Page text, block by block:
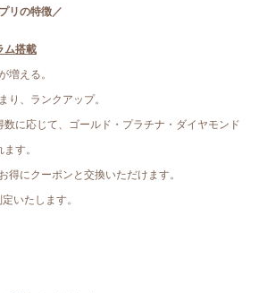
リの特徴／
ム搭載
増える。
り、ランクアップ。
に応じて、ゴールド・プラチナ・ダイヤモンド
す。
得にクーポンと交換いただけます。
いたします。